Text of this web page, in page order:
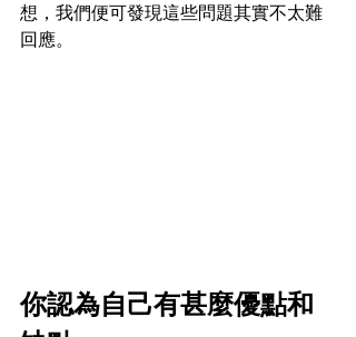
想，我們便可發現這些問題其實不太難
回應。
你認為自己有甚麼優點和